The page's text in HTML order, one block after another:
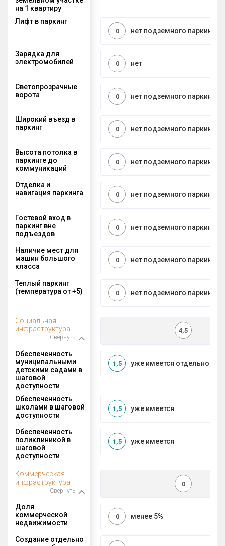
на 1 квартиру
Лифт в паркинг
нет подземного паркинга
0
Зарядка для
электромобилей
нет
0
Светопрозрачные
ворота
нет подземного паркинга
0
Широкий въезд в
паркинг
нет подземного паркинга
0
Высота потолка в
паркинге до
коммуникаций
нет подземного паркинга
0
Отделка и
навигация паркинга
нет подземного паркинга
0
Гостевой вход в
паркинг вне
подъездов
нет подземного паркинга
0
Наличие мест для
машин большого
класса
нет подземного паркинга
0
Теплый паркинг
(температура от +5)
нет подземного паркинга
0
Социальная
инфраструктура
Свернуть
4,5
Обеспеченность
муниципальными
детскими садами в
шаговой
доступности
уже имеется
1,5
Обеспеченность
школами в шаговой
доступности
уже имеется
1,5
Обеспеченность
поликлиникой в
шаговой
доступности
уже имеется
1,5
Коммерческая
инфраструктура
Свернуть
0
Доля
коммерческой
недвижимости
менее 5%
0
Создание отдельно